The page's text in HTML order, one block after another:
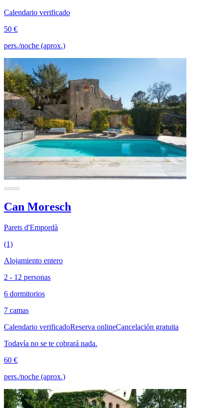
Calendario verificado
50 €
pers./noche (aprox.)
Can Moresch
Parets d'Empordà
(1)
Alojamiento entero
2 - 12 personas
6 dormitorios
7 camas
Calendario verificadoReserva onlineCancelación gratuita
Todavía no se te cobrará nada.
60 €
pers./noche (aprox.)